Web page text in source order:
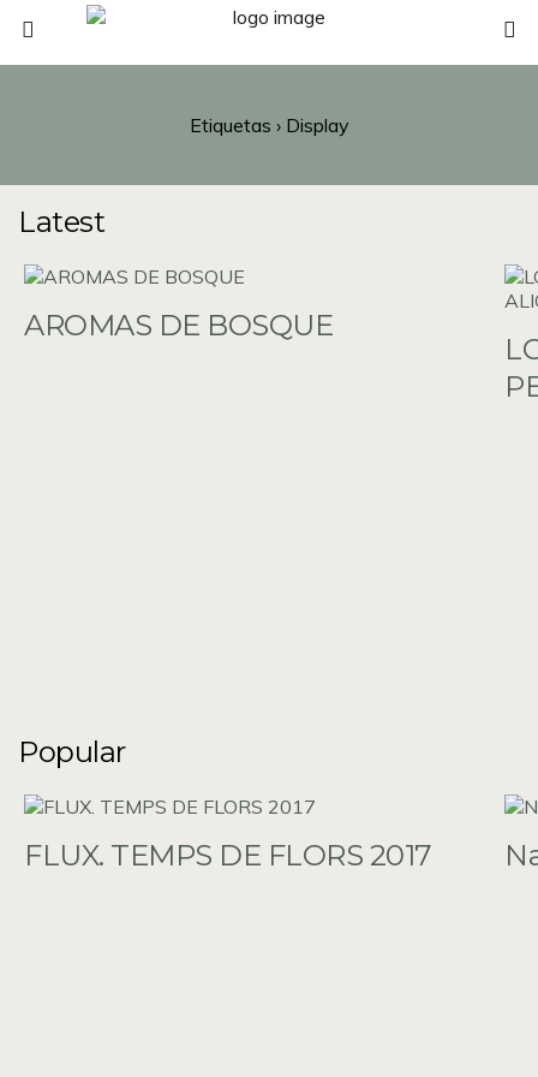
Etiquetas › Display
Latest
AROMAS DE BOSQUE
Popular
FLUX. TEMPS DE FLORS 2017